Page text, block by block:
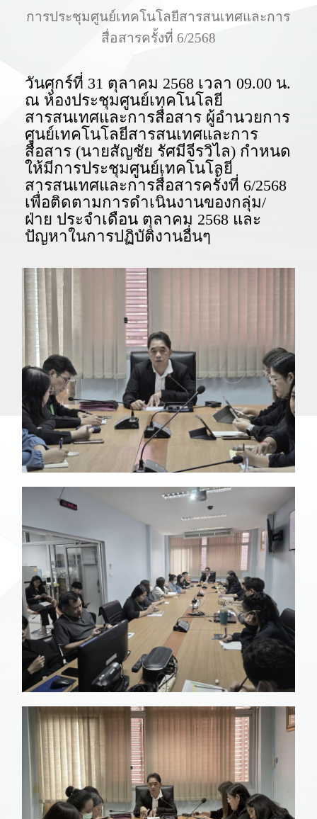
การประชุมศูนย์เทคโนโลยีสารสนเทศและการ
สื่อสารครั้งที่ 6/2568
วันศุกร์ที่ 31 ตุลาคม 2568 เวลา 09.00 น.
ณ ห้องประชุมศูนย์เทคโนโลยี
สารสนเทศและการสื่อสาร ผู้อำนวยการ
ศูนย์เทคโนโลยีสารสนเทศและการ
สื่อสาร (นายสัญชัย รัศมีจีรวิไล) กำหนด
ให้มีการประชุมศูนย์เทคโนโลยี
สารสนเทศและการสื่อสารครั้งที่ 6/2568
เพื่อติดตามการดำเนินงานของกลุ่ม/
ฝ่าย ประจำเดือน ตุลาคม 2568 และ
ปัญหาในการปฏิบัติงานอื่นๆ